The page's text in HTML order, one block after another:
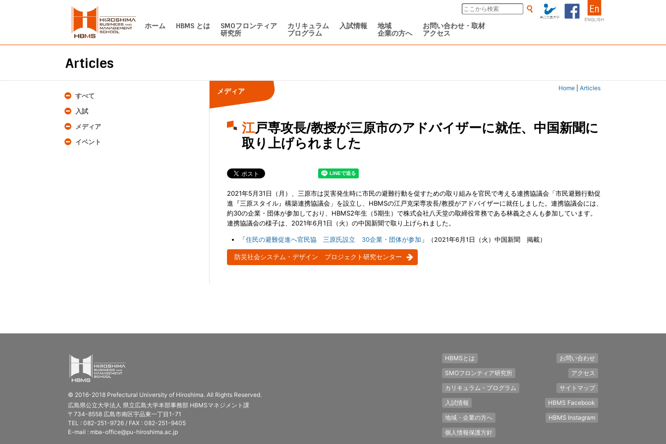
ホーム HBMS とは
SMOフロンティア
研究所
カリキュラム
プログラム
入試情報
地域
企業の方へ
お問い合わせ・取材
アクセス
Articles
すべて
入試
メディア
イベント
Home Articles
メディア
江戸専攻長/教授が三原市のアドバイザーに就任、中国新聞に
取り上げられました
2021年5月31日（月）、三原市は災害発生時に市民の避難行動を促すための取り組みを官民で考える連携協議会「市民避難行動促
進『三原スタイル』構築連携協議会」を設立し、HBMSの江戸克栄専攻長/教授がアドバイザーに就任しました。連携協議会には、
約30の企業・団体が参加しており、HBMS2年生（5期生）で株式会社八天堂の取締役常務である林義之さんも参加しています。
連携協議会の様子は、2021年6月1日（火）の中国新聞で取り上げられました。
「 住民の避難促進へ官民協 三原氏設立 30企業・団体が参加 」（2021年6月1日（火）中国新聞 掲載）
防災社会システム・デザイン プロジェクト研究センター
© 2016-2018 Prefectural University of Hiroshima. All Rights Reserved.
広島県公立大学法人 県立広島大学本部事務部 HBMSマネジメント課
〒734-8558 広島市南区宇品東一丁目1-71
TEL : 082-251-9726 / FAX : 082-251-9405
E-mail : mba-office@pu-hiroshima.ac.jp
HBMSとは
お問い合わせ
SMOフロンティア研究所
アクセス
カリキュラム・プログラム
サイトマップ
入試情報
HBMS Facebook
地域・企業の方へ
HBMS Instagram
個人情報保護方針